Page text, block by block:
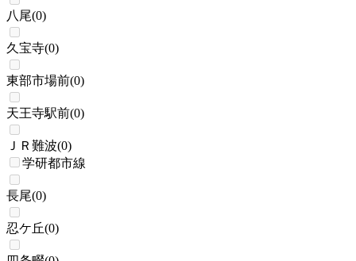
八尾(0)
久宝寺(0)
東部市場前(0)
天王寺駅前(0)
ＪＲ難波(0)
学研都市線
長尾(0)
忍ケ丘(0)